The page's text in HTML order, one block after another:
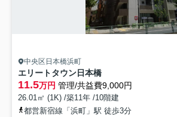
中央区日本橋浜町
エリートタウン日本橋
11.5万円 管理/共益費9,000円
26.01㎡ (1K) /築11年 /10階建
都営新宿線「浜町」駅 徒歩3分